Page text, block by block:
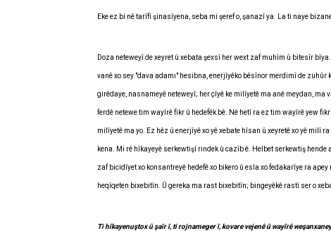
Eke ez bi nê tarîfî şinasîyena, seba mi şeref o, şanazî ya. La ti naye
Doza neteweyî de xeyret û xebata şexsî her wext zaf muhîm û bitesîr
vanê xo sey "dava adamı" hesibna, enerjîyêko bêsînor merdimî de
girêdaye, nasnameyê neteweyî; her çîyê ke milîyetê ma anê meydan,
ferdê netewe tim wayîrê fikr û hedefêk bê. Nê hetî ra ez tim wayîrê yew
milîyetê ma yo. Ez hêz û enerjîyê xo yê xebate hîsan û xeyretê xo yê milî
kena. Mi rê hîkayeyê serkewtişî rindek û cazîb ê. Helbet serkewtiş
zaf bicidîyet xo konsantreyê hedefê xo bikero û esla xo fedakarîye ra
heqîqeten bixebitîn. Û gereka ma rast bixebitîn; bingeyêkê rastî ser o
Ti hîkayenuştox û şaîr î, ti rojnameger î, kovare vejenê û wayîrê